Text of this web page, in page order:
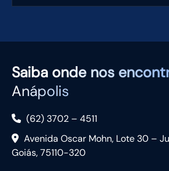
Saiba onde nos
Anápolis
(62) 3702 – 4511
Avenida Oscar Mohn, Lote 30 –
Goiás, 75110-320